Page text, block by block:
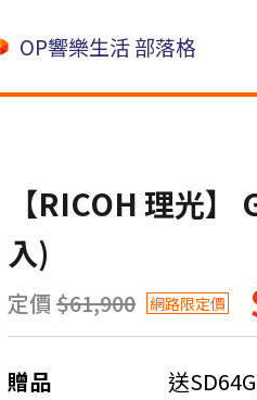
OP響樂生活 部落格
【RICOH 理光
入)
定價 $61,900 網路限定價
贈品
送